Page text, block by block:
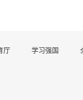
厅 学习强国